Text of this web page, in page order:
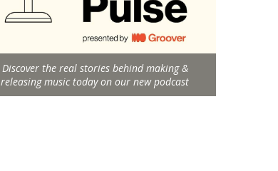
Discover the real stories behind making &
releasing music today on our new podcast